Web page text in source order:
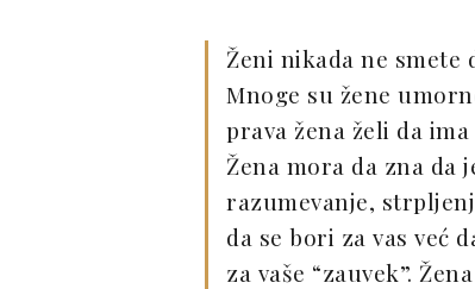
Ženi nikada ne smete
Mnoge su žene
prava žena želi da
Žena mora da zna da
razumevanje,
da se bori za vas već
za vaše “zauvek”.